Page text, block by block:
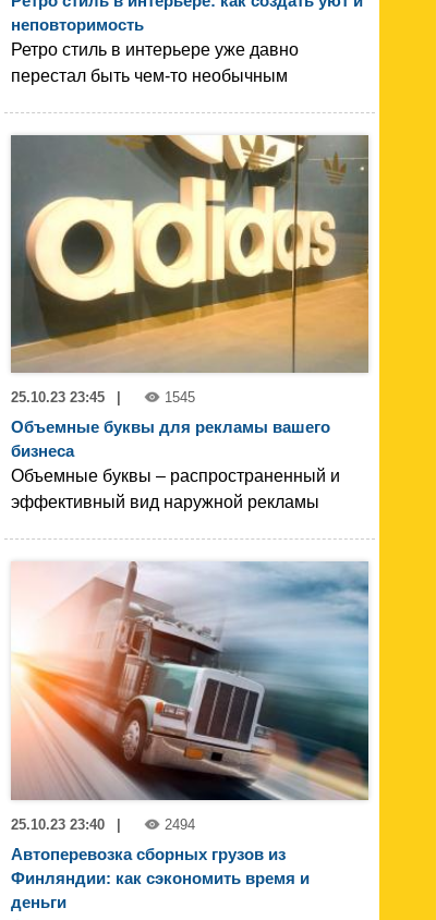
неповторимость
Ретро стиль в интерьере уже давно
перестал быть чем-то необычным
25.10.23 23:45 1545
Объемные буквы для рекламы вашего
бизнеса
Объемные буквы – распространенный и
эффективный вид наружной рекламы
25.10.23 23:40 2494
Автоперевозка сборных грузов из
Финляндии: как сэкономить время и
деньги